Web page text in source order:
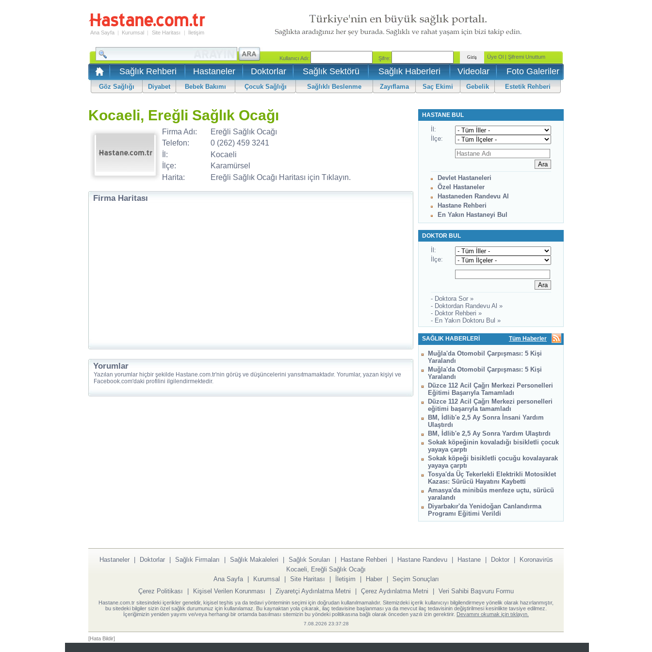
Ana Sayfa | Kurumsal | Site Haritası | İletişim
Sağlık Rehberi Hastaneler Doktorlar Sağlık Sektörü Sağlık Haberleri Videolar Foto Galeriler
Göz Sağlığı Diyabet Bebek Bakımı Çocuk Sağlığı Sağlıklı Beslenme Zayıflama Saç Ekimi Gebelik Estetik Rehberi
Kocaeli, Ereğli Sağlık Ocağı
Firma Adı:
Ereğli Sağlık Ocağı
Telefon:
0 (262) 459 3241
İl:
Kocaeli
İlçe:
Karamürsel
Harita:
Ereğli Sağlık Ocağı Haritası için Tıklayın.
Firma Haritası
Yorumlar
Yazılan yorumlar hiçbir şekilde Hastane.com.tr'nin görüş ve düşüncelerini yansıtmamaktadır. Yorumlar, yazan kişiyi ve
Facebook.com'daki profilini ilgilendirmektedir.
HASTANE BUL
İl:
İlçe:
Devlet Hastaneleri
Özel Hastaneler
Hastaneden Randevu Al
Hastane Rehberi
En Yakın Hastaneyi Bul
DOKTOR BUL
İl:
İlçe:
- Doktora Sor »
- Doktordan Randevu Al »
- Doktor Rehberi »
- En Yakın Doktoru Bul »
SAĞLIK HABERLERİ Tüm Haberler
Muğla'da Otomobil Çarpışması: 5 Kişi
Yaralandı
Muğla'da Otomobil Çarpışması: 5 Kişi
Yaralandı
Düzce 112 Acil Çağrı Merkezi Personelleri
Eğitimi Başarıyla Tamamladı
Düzce 112 Acil Çağrı Merkezi personelleri
eğitimi başarıyla tamamladı
BM, İdlib'e 2,5 Ay Sonra İnsani Yardım
Ulaştırdı
BM, İdlib'e 2,5 Ay Sonra Yardım Ulaştırdı
Sokak köpeğinin kovaladığı bisikletli çocuk
yayaya çarptı
Sokak köpeği bisikletli çocuğu kovalayarak
yayaya çarptı
Tosya'da Üç Tekerlekli Elektrikli Motosiklet
Kazası: Sürücü Hayatını Kaybetti
Amasya'da minibüs menfeze uçtu, sürücü
yaralandı
Diyarbakır'da Yenidoğan Canlandırma
Programı Eğitimi Verildi
Hastaneler | Doktorlar | Sağlık Firmaları | Sağlık Makaleleri | Sağlık Soruları | Hastane Rehberi | Hastane Randevu | Hastane | Doktor |
Koronavirüs
Kocaeli, Ereğli Sağlık Ocağı
Ana Sayfa
| Kurumsal | Site Haritası | İletişim | Haber | Seçim Sonuçları
Çerez Politikası
| Kişisel Verilen Korunması | Ziyaretçi Aydınlatma Metni | Çerez Aydınlatma Metni | Veri Sahibi Başvuru Formu
Hastane.com.tr sitesindeki içerikler geneldir, kişisel teşhis ya da tedavi yönteminin seçimi için doğrudan kullanılmamalıdır. Sitemizdeki içerik kullanıcıyı bilgilendirmeye yönelik olarak hazırlanmıştır,
bu sitedeki bilgiler sizin özel sağlık durumunuz için kullanılamaz. Bu kaynaktan yola çıkarak, ilaç tedavisine başlanması ya da mevcut ilaç tedavisinin değiştirilmesi kesinlikte tavsiye edilmez.
İçeriğimizin yeniden yayımı ve/veya herhangi bir ortamda basılması sitemizin bu yöndeki politikasına bağlı olarak önceden yazılı izin gerektirir. Devamını okumak için tıklayın.
7.08.2026 23:37:28
[Hata Bildir]